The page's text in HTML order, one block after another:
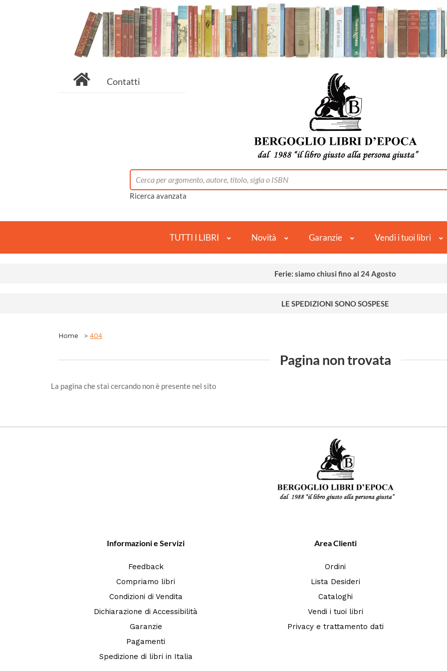
Contatti
Ricerca avanzata
TUTTI I LIBRI Novità Garanzie Vendi i tuoi libri
Ferie: siamo chiusi fino al 24 Agosto
LE SPEDIZIONI SONO SOSPESE
Home 404
Pagina non trovata
La pagina che stai cercando non è presente nel sito
Informazioni e Servizi
Feedback
Compriamo libri
Condizioni di Vendita
Dichiarazione di Accessibilità
Garanzie
Pagamenti
Spedizione di libri in Italia
Area Clienti
Ordini
Lista Desideri
Cataloghi
Vendi i tuoi libri
Privacy e trattamento dati